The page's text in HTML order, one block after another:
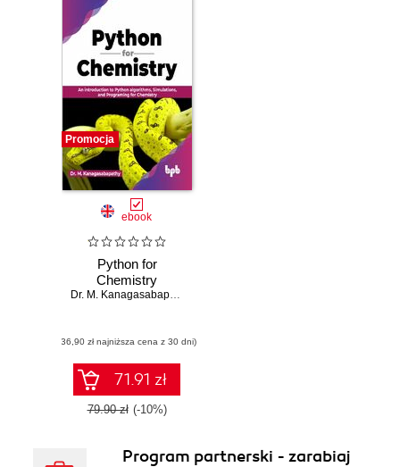
Promocja
ebook
Python for
Chemistry
Dr. M. Kanagasabapathy
(36,90 zł najniższa cena z 30 dni)
71.91 zł
79.90 zł (-10%)
Program partnerski - zarabiaj